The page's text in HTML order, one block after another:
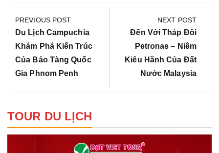
hướng
bài
viết
PREVIOUS POST
Previous
Post:
Du Lịch Campuchia
Khám Phá Kiến Trúc
Của Bảo Tàng Quốc
Gia Phnom Penh
NEXT POST
Next
Post:
Đến Với Tháp Đôi
Petronas – Niềm
Kiêu Hãnh Của Đất
Nước Malaysia
TOUR DU LỊCH